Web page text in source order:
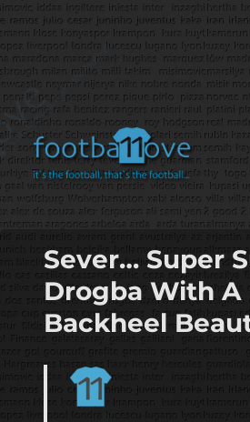
footbaLLove
Sever… Super
Drogba With A
Backheel